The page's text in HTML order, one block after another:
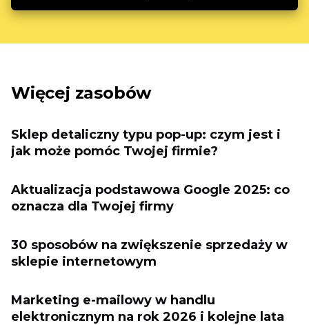
Więcej zasobów
Sklep detaliczny typu pop-up: czym jest i
jak może pomóc Twojej firmie?
Aktualizacja podstawowa Google 2025: co
oznacza dla Twojej firmy
30 sposobów na zwiększenie sprzedaży w
sklepie internetowym
Marketing e-mailowy w handlu
elektronicznym na rok 2026 i kolejne lata